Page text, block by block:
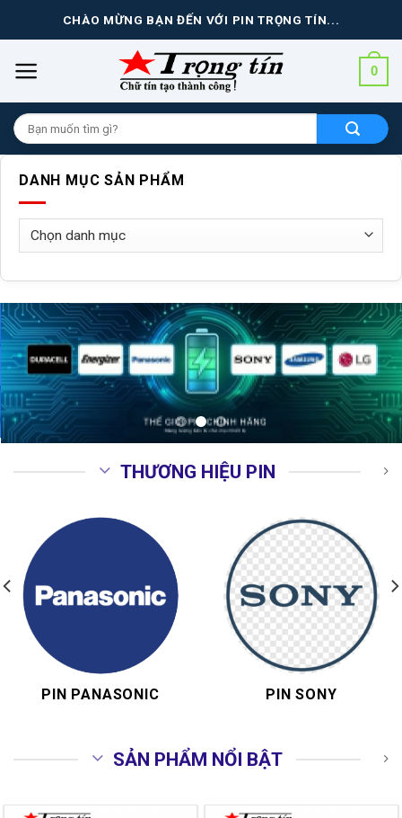
CHÀO MỪNG BẠN ĐẾN VỚI PIN TRỌNG TÍN...
0
Tìm
kiếm
cho:
DANH MỤC SẢN PHẨM
THƯƠNG HIỆU PIN
PIN PANASONIC PIN SONY
SẢN PHẨM NỔI BẬT